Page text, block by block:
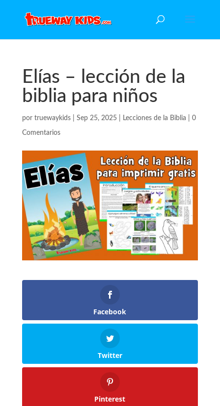
Elías – lección de la
biblia para niños
por truewaykids| Sep 25, 2025| Lecciones de la Biblia 0
Comentarios
Facebook
Twitter
Pinterest